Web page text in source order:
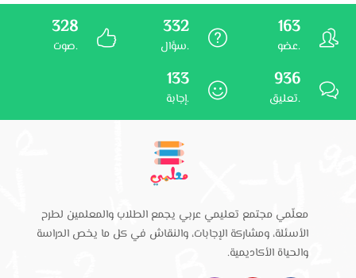
163
عضو.
332
سؤال.
328
صوت.
936
تعليق.
133
إجابة.
معلّمي مجتمع تعليمي عربي يجمع الطلاب والمعلمين لطرح
الأسئلة، ومشاركة الإجابات، والنقاش في كل ما يخص الدراسة
والحياة الأكاديمية.